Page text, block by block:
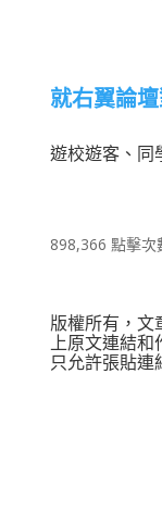
就右翼論
遊校遊客、同
898,366 點擊次
版權所有，文
上原文連結和
只允許張貼連